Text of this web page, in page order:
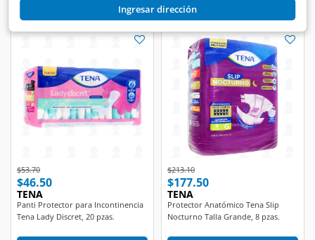
Ingresar dirección
(11 productos)
Price reduced from
$53.70to
$46.50
TENA
Panti Protector para Incontinencia
Tena Lady Discret, 20 pzas.
Price reduced from
$213.10to
$177.50
TENA
Protector Anatómico Tena Slip
Nocturno Talla Grande, 8 pzas.